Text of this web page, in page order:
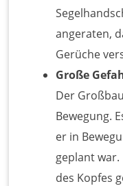
angeraten,
Gerüche
Große
Der
Bewegung.
er in
geplant
des Kopfes